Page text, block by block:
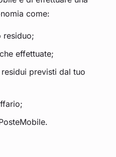
come:
residuo;
effettuate;
previsti dal tuo